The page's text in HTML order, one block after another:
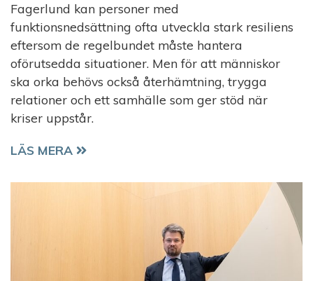
Fagerlund kan personer med
funktionsnedsättning ofta utveckla stark resiliens
eftersom de regelbundet måste hantera
oförutsedda situationer. Men för att människor
ska orka behövs också återhämtning, trygga
relationer och ett samhälle som ger stöd när
kriser uppstår.
RESILIENS – KONSTEN ATT KLARA DET
LÄS MERA